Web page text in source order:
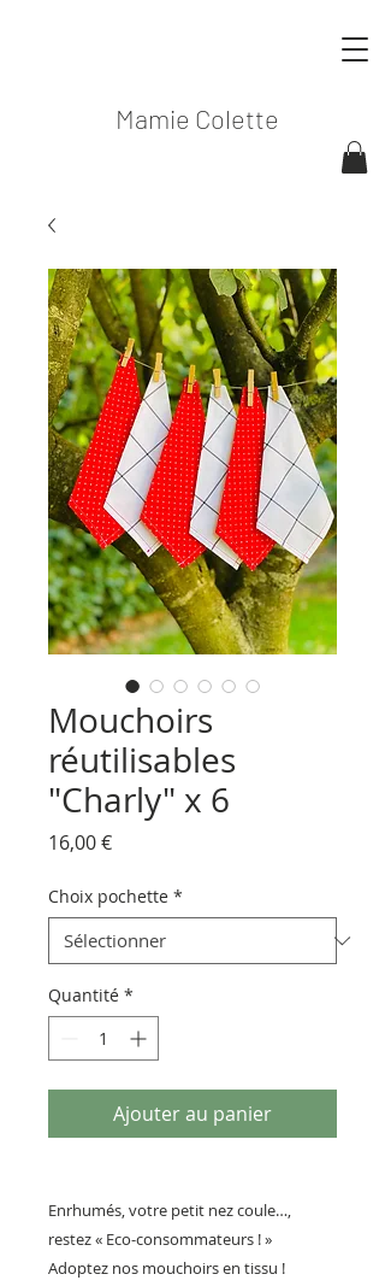
Mamie Colette
Mouchoirs
réutilisables
"Charly" x 6
16,00 €Prix
Choix pochette *
Quantité *
Ajouter au panier
Enrhumés, votre petit nez coule…,
restez « Eco-consommateurs ! »
Adoptez nos mouchoirs en tissu !